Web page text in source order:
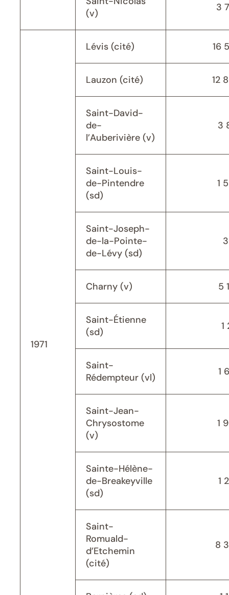
(v)
3
1971
Lévis (cité) 16
Lauzon (cité) 12
Saint-David-
de-
l’Auberivière (v)
3
Saint-Louis-
de-Pintendre
(sd)
1
Saint-Joseph-
de-la-Pointe-
de-Lévy (sd)
Charny (v) 5
Saint-Étienne
(sd)
1
Saint-
Rédempteur (vl)
1
Saint-Jean-
Chrysostome
(v)
1
Sainte-Hélène-
de-Breakeyville
(sd)
1
Saint-
Romuald-
d’Etchemin
(cité)
8